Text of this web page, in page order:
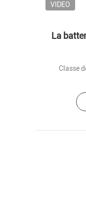
VIDEO
La
Classe